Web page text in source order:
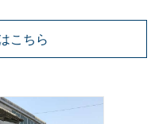
こちら